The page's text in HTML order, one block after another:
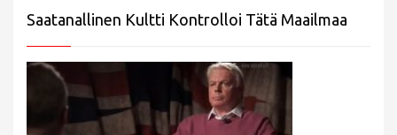
Saatanallinen Kultti Kontrolloi Tätä Maailmaa